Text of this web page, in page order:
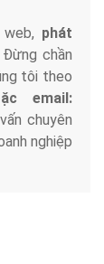
phát
chần
tôi theo
email:
chuyên
nghiệp